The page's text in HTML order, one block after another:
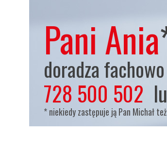
Pani Ania
doradza
728 500 502
* niekiedy zastępuje ją Pan Michał